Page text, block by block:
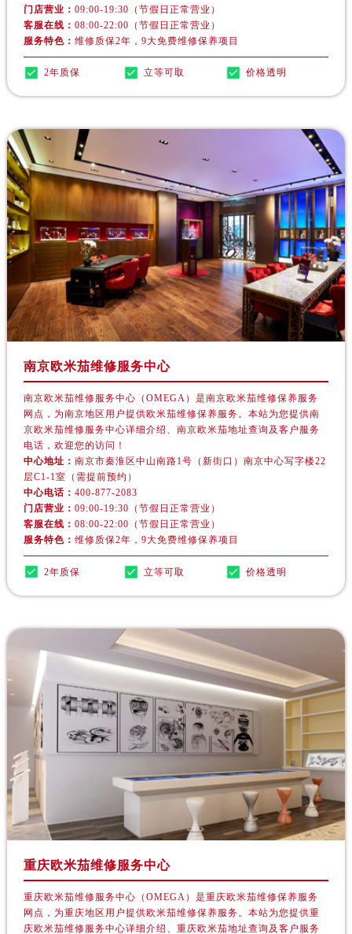
广东省揭阳市榕城进贤门步行街欧米茄售后服务中心（需提前预约）
广东省清远市清城区湖西路欧米茄售后服务中心（需提前预约）
广东省汕头市龙湖区长平路欧米茄售后服务中心（需提前预约）
广东省韶关市武江区芙蓉新区与老城中心交汇处欧米茄售后服务中心（需提前预约）
广东省深圳市罗湖区深南东路5001号华润大厦17层1701室欧米茄售后服务中心（需提前预约）
广东省阳江市江城区东风一路欧米茄售后服务中心（需提前预约）
广东省云浮市云城区金山路欧米茄售后服务中心（需提前预约）
广东省湛江市赤坎区观海北路欧米茄售后服务中心（需提前预约）
广东省肇庆市端州区信安大道与砚都大道交汇处欧米茄售后服务中心（需提前预约）
广西壮族自治区百色市右江区中山二路欧米茄售后服务中心（需提前预约）
广西壮族自治区贵港市港北区港城街道布山大道与仙衣路交叉口欧米茄售后服务中心（需提前预约）
广西壮族自治区桂林市秀峰区红岭路欧米茄售后服务中心（需提前预约）
广西壮族自治区河池市金城江区金城江街道朝阳路欧米茄售后服务中心（需提前预约）
海南省东方市八所镇解放西路欧米茄售后服务中心（需提前预约）
海南省三沙市西沙区西沙群岛永兴岛北京路欧米茄售后服务中心（需提前预约）
海南省三亚市吉阳区迎宾路欧米茄售后服务中心（需提前预约）
海南省万宁市万城镇解放路欧米茄售后服务中心（需提前预约）
海南省五指山市通什镇三月三大道欧米茄售后服务中心（需提前预约）
香港特别行政区尖沙咀区油尖旺区广东道欧米茄售后服务中心（需提前预约）
香港特别行政区金钟区中西区金钟道欧米茄售后服务中心（需提前预约）
香港特别行政区九龙区油尖旺区弥敦道欧米茄售后服务中心（需提前预约）
河南省鹤壁市淇滨区九州路欧米茄售后服务中心（需提前预约）
河南省济源市沁园街道济水大道欧米茄售后服务中心（需提前预约）
门店营业：09:00-19:30（节假日正常营业）
客服在线：08:00-22:00（节假日正常营业）
服务特色：维修质保2年，9大免费维修保养项目
2年质保 立等可取 价格透明
南京欧米茄维修服务中心
南京欧米茄维修服务中心（OMEGA）是南京欧米茄维修保养服务
网点，为南京地区用户提供欧米茄维修保养服务。本站为您提供南
京欧米茄维修服务中心详细介绍、南京欧米茄地址查询及客户服务
电话，欢迎您的访问！
中心地址：南京市秦淮区中山南路1号（新街口）南京中心写字楼22
层C1-1室（需提前预约）
中心电话：400-877-2083
门店营业：09:00-19:30（节假日正常营业）
客服在线：08:00-22:00（节假日正常营业）
服务特色：维修质保2年，9大免费维修保养项目
2年质保 立等可取 价格透明
重庆欧米茄维修服务中心
重庆欧米茄维修服务中心（OMEGA）是重庆欧米茄维修保养服务
网点，为重庆地区用户提供欧米茄维修保养服务。本站为您提供重
庆欧米茄维修服务中心详细介绍、重庆欧米茄地址查询及客户服务